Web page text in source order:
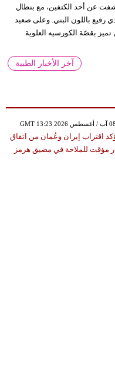
عن أحد الكتفين، مع بنطال
باللون البني. وعلى صعيد
بقصّة الكورسيه العلوية
آخر الأخبار الطبية
اقتراب إيران وعُمان من اتفاق
مؤقت للملاحة في مضيق هرمز